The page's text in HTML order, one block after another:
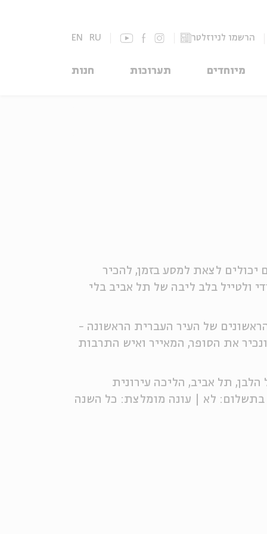
הרשמו לניוזלטר EN RU
מיוחדים תערוכות חנות
יכולים לצאת למסע בזמן, להכיר
ולטייל בלב ליבה של תל אביב בלי
של העיר העברית הראשונה -
את הסופר, המאייר ואיש התרבות
| מסלול: השביל הלבן, תל אביב, הליכה עירונית
לא | עונה מומלצת: כל השנה